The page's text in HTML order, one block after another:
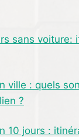
sans voiture:
ville : quels
?
10 jours :